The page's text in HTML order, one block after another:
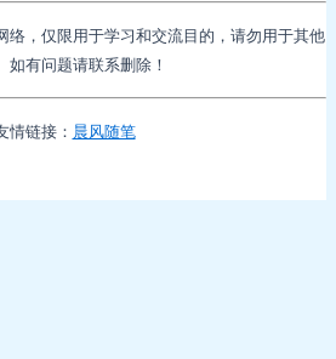
络，仅限用于学习和交流目的，请勿用于其他
如有问题请联系删除！
情链接： 晨风随笔